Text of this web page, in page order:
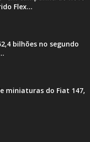
Flex...
bilhões no segundo
miniaturas do Fiat 147,